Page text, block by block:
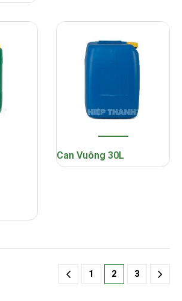
Can Vuông 30L
1 2 3